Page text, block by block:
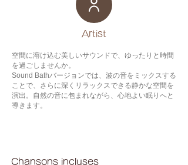
​Artist
空間に溶け込む美しいサウンドで、ゆったりと時間
を過ごしませんか。
Sound Bathバージョンでは、波の音をミックスする
ことで、さらに深くリラックスできる静かな空間を
演出。自然の音に包まれながら、心地よい眠りへと
導きます。
Chansons incluses